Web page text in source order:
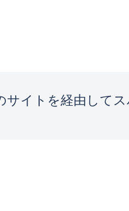
サイトを経由して